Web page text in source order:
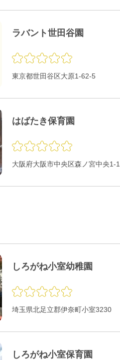
ラバント世田谷園
東京都世田谷区大原1-62-5
はばたき保育園
大阪府大阪市中央区森ノ宮中央1-
しろがね小室幼稚園
埼玉県北足立郡伊奈町小室3230
しろがね小室保育園